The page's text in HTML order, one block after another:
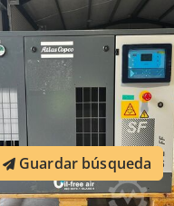
Guardar búsqueda